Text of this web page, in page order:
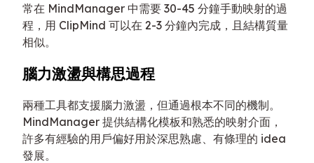
常在 MindManager 中需要 30-45 分鐘手動映射的過
程，用 ClipMind 可以在 2-3 分鐘內完成，且結構質量
相似。
腦力激盪與構思過程
兩種工具都支援腦力激盪，但通過根本不同的機制。
MindManager 提供結構化模板和熟悉的映射介面，
許多有經驗的用戶偏好用於深思熟慮、有條理的 idea
發展。